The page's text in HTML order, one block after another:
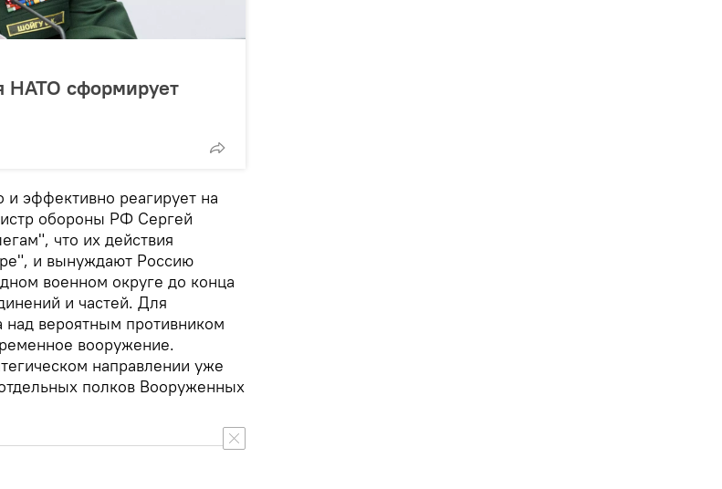
НАТО сформирует
и эффективно реагирует на
обороны РФ Сергей
что их действия
и вынуждают Россию
военном округе до конца
и частей. Для
над вероятным противником
вооружение.
направлении уже
полков Вооруженных